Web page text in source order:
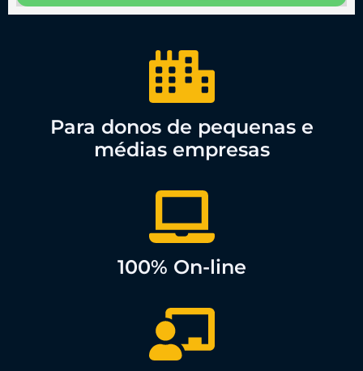
Para donos de pequenas e
médias empresas
100% On-line